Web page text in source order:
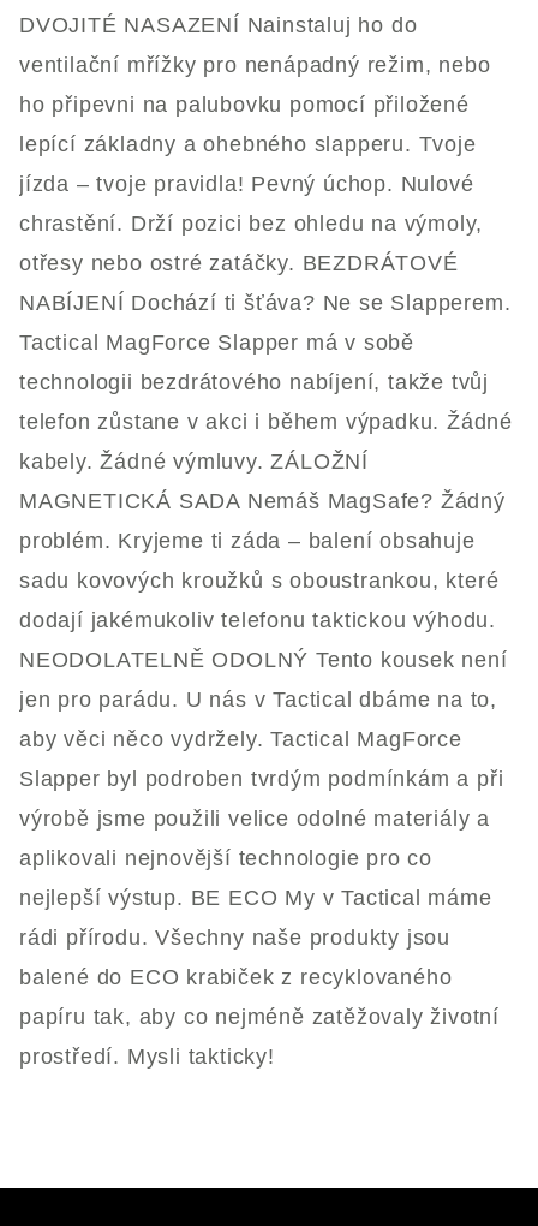
DVOJITÉ NASAZENÍ Nainstaluj ho do
ventilační mřížky pro nenápadný režim, nebo
ho připevni na palubovku pomocí přiložené
lepící základny a ohebného slapperu. Tvoje
jízda – tvoje pravidla! Pevný úchop. Nulové
chrastění. Drží pozici bez ohledu na výmoly,
otřesy nebo ostré zatáčky. BEZDRÁTOVÉ
NABÍJENÍ Dochází ti šťáva? Ne se Slapperem.
Tactical MagForce Slapper má v sobě
technologii bezdrátového nabíjení, takže tvůj
telefon zůstane v akci i během výpadku. Žádné
kabely. Žádné výmluvy. ZÁLOŽNÍ
MAGNETICKÁ SADA Nemáš MagSafe? Žádný
problém. Kryjeme ti záda – balení obsahuje
sadu kovových kroužků s oboustrankou, které
dodají jakémukoliv telefonu taktickou výhodu.
NEODOLATELNĚ ODOLNÝ Tento kousek není
jen pro parádu. U nás v Tactical dbáme na to,
aby věci něco vydržely. Tactical MagForce
Slapper byl podroben tvrdým podmínkám a při
výrobě jsme použili velice odolné materiály a
aplikovali nejnovější technologie pro co
nejlepší výstup. BE ECO My v Tactical máme
rádi přírodu. Všechny naše produkty jsou
balené do ECO krabiček z recyklovaného
papíru tak, aby co nejméně zatěžovaly životní
prostředí. Mysli takticky!